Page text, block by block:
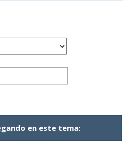
en este tema: